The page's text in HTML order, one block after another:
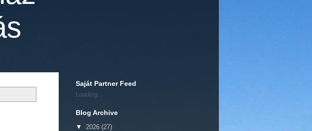
Saját Partner Feed
Loading...
Blog Archive
▼ 2026 (27)